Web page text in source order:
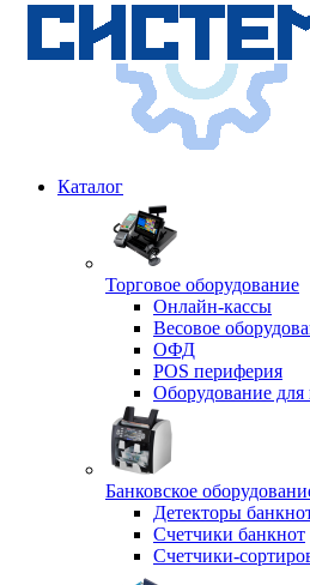
Каталог
Торговое оборудование
Онлайн-кассы
Весовое
ОФД
POS периферия
Оборудование
Банковское
Детекторы
Счетчики банкнот
Счетчики-